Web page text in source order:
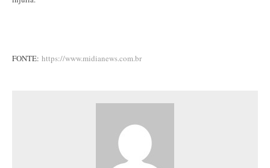
FONTE: https://www.midianews.com.br